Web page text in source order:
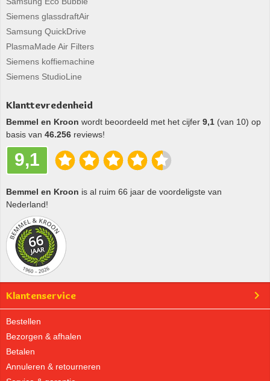
Siemens glassdraftAir
Samsung QuickDrive
PlasmaMade Air Filters
Siemens koffiemachine
Siemens StudioLine
Klanttevredenheid
Bemmel en Kroon wordt beoordeeld met het cijfer 9,1 (van 10) op
basis van 46.256 reviews!
9,1
Bemmel en Kroon is al ruim 66 jaar de voordeligste van
Nederland!
Klantenservice
Bestellen
Bezorgen & afhalen
Betalen
Annuleren & retourneren